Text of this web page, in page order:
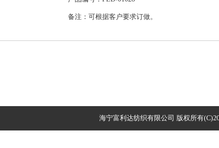
备注：可根据客户要求订做。
海宁富利达纺织有限公司 版权所有